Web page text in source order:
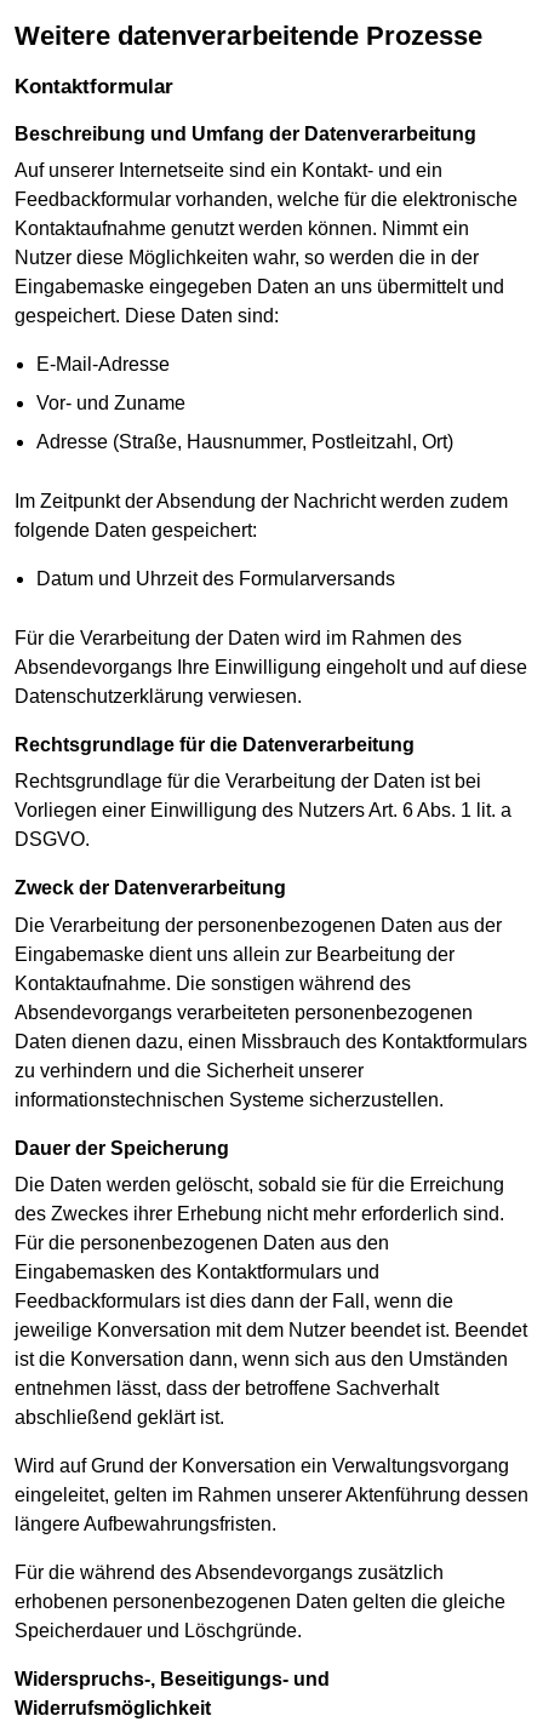
Weitere datenverarbeitende Prozesse
Kontaktformular
Beschreibung und Umfang der Datenverarbeitung
Auf unserer Internetseite sind ein Kontakt- und ein
Feedbackformular vorhanden, welche für die elektronische
Kontaktaufnahme genutzt werden können. Nimmt ein
Nutzer diese Möglichkeiten wahr, so werden die in der
Eingabemaske eingegeben Daten an uns übermittelt und
gespeichert. Diese Daten sind:
E-Mail-Adresse
Vor- und Zuname
Adresse (Straße, Hausnummer, Postleitzahl, Ort)
Im Zeitpunkt der Absendung der Nachricht werden zudem
folgende Daten gespeichert:
Datum und Uhrzeit des Formularversands
Für die Verarbeitung der Daten wird im Rahmen des
Absendevorgangs Ihre Einwilligung eingeholt und auf diese
Datenschutzerklärung verwiesen.
Rechtsgrundlage für die Datenverarbeitung
Rechtsgrundlage für die Verarbeitung der Daten ist bei
Vorliegen einer Einwilligung des Nutzers Art. 6 Abs. 1 lit. a
DSGVO.
Zweck der Datenverarbeitung
Die Verarbeitung der personenbezogenen Daten aus der
Eingabemaske dient uns allein zur Bearbeitung der
Kontaktaufnahme. Die sonstigen während des
Absendevorgangs verarbeiteten personenbezogenen
Daten dienen dazu, einen Missbrauch des Kontaktformulars
zu verhindern und die Sicherheit unserer
informationstechnischen Systeme sicherzustellen.
Dauer der Speicherung
Die Daten werden gelöscht, sobald sie für die Erreichung
des Zweckes ihrer Erhebung nicht mehr erforderlich sind.
Für die personenbezogenen Daten aus den
Eingabemasken des Kontaktformulars und
Feedbackformulars ist dies dann der Fall, wenn die
jeweilige Konversation mit dem Nutzer beendet ist. Beendet
ist die Konversation dann, wenn sich aus den Umständen
entnehmen lässt, dass der betroffene Sachverhalt
abschließend geklärt ist.
Wird auf Grund der Konversation ein Verwaltungsvorgang
eingeleitet, gelten im Rahmen unserer Aktenführung dessen
längere Aufbewahrungsfristen.
Für die während des Absendevorgangs zusätzlich
erhobenen personenbezogenen Daten gelten die gleiche
Speicherdauer und Löschgründe.
Widerspruchs-, Beseitigungs- und
Widerrufsmöglichkeit